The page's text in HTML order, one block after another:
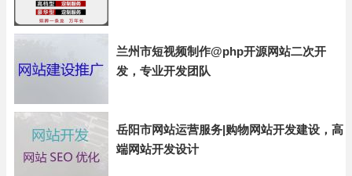
兰州市短视频制作@php开源网站二次开
发，专业开发团队
岳阳市网站运营服务|购物网站开发建设，高
端网站开发设计